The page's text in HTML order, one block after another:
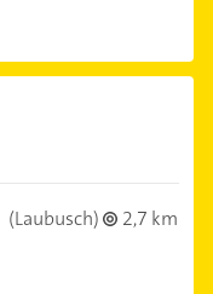
(Laubusch)
2,7 km